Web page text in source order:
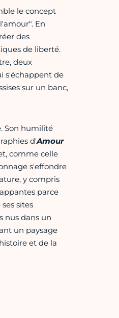
le concept
En
des
de liberté.
deux
s'échappent de
sur un banc,
Son humilité
d'Amour
comme celle
s'effondre
y compris
parce
sites
nus dans un
un paysage
et de la